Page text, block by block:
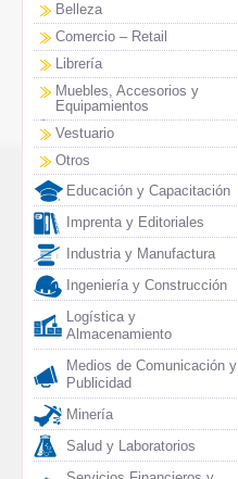
Belleza
Comercio – Retail
Librería
Muebles, Accesorios y
Equipamientos
Vestuario
Otros
Educación y Capacitación
Imprenta y Editoriales
Industria y Manufactura
Ingeniería y Construcción
Logística y
Almacenamiento
Medios de Comunicación y
Publicidad
Minería
Salud y Laboratorios